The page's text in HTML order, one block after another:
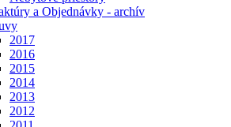
a Objednávky - archív
2017
2016
2015
2014
2013
2012